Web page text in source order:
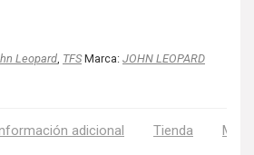
Leopard, TFS Marca: JOHN LEOPARD
adicional Tienda Más